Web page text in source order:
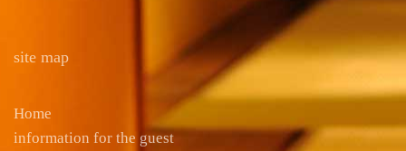
site map
Home
information for the guest